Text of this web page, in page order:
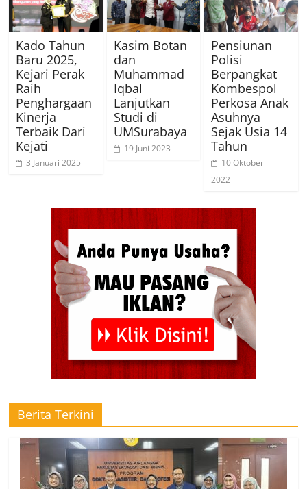
Kado Tahun
Baru 2025,
Kejari Perak
Raih
Penghargaan
Kinerja
Terbaik Dari
Kejati
3 Januari 2025
Kasim Botan
dan
Muhammad
Iqbal
Lanjutkan
Studi di
UMSurabaya
19 Juni 2023
Pensiunan
Polisi
Berpangkat
Kombespol
Perkosa Anak
Asuhnya
Sejak Usia 14
Tahun
10 Oktober
2022
Berita Terkini